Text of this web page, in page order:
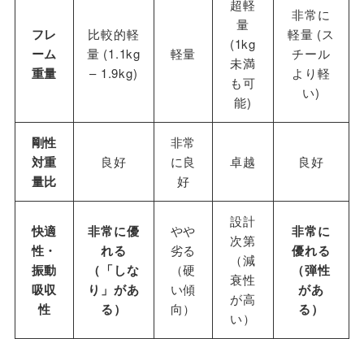
フレ
ーム
重量
比較的軽
量 (1.1kg
– 1.9kg)
軽量
超軽
量
(1kg
未満
も可
能)
非常に
軽量 (ス
チール
より軽
い)
剛性
対重
量比
良好
非常
に良
好
卓越 良好
快適
性・
振動
吸収
性
非常に優
れる
（「しな
り」があ
る）
やや
劣る
（硬
い傾
向）
設計
次第
（減
衰性
が高
い）
非常に
優れる
（弾性
があ
る）